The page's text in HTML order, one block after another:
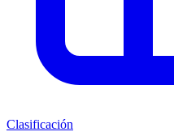
Clasificación